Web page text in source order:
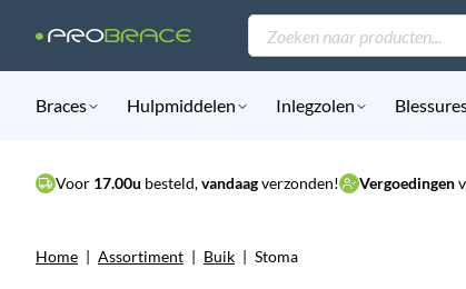
Producten
zoeken
Braces Hulpmiddelen Inlegzolen
Voor 17.00u besteld,vandaagverzonden! Vergoedingen
Home | Assortiment | Buik | Stoma